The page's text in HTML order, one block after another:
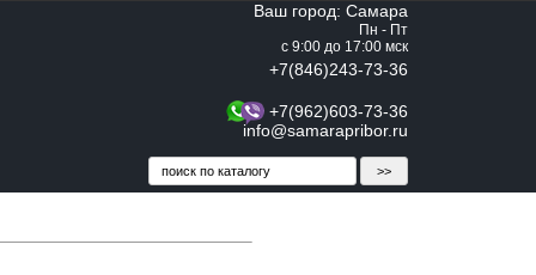
Ваш город: Самара
Пн - Пт
с 9:00 до 17:00 мск
+7(846)243-73-36
+7(962)603-73-36
info@samarapribor.ru